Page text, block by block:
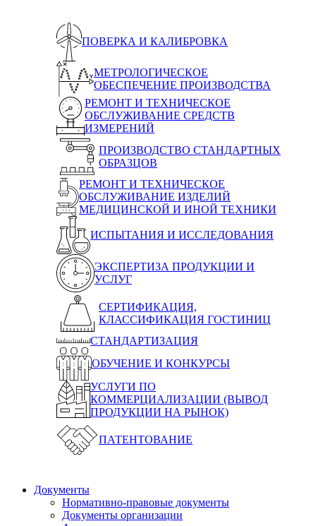
ПОВЕРКА И КАЛИБРОВКА
МЕТРОЛОГИЧЕСКОЕ
ОБЕСПЕЧЕНИЕ ПРОИЗВОДСТВА
РЕМОНТ И ТЕХНИЧЕСКОЕ
ОБСЛУЖИВАНИЕ СРЕДСТВ
ИЗМЕРЕНИЙ
ПРОИЗВОДСТВО СТАНДАРТНЫХ
ОБРАЗЦОВ
РЕМОНТ И ТЕХНИЧЕСКОЕ
ОБСЛУЖИВАНИЕ ИЗДЕЛИЙ
МЕДИЦИНСКОЙ И ИНОЙ ТЕХНИКИ
ИСПЫТАНИЯ И ИССЛЕДОВАНИЯ
ЭКСПЕРТИЗА ПРОДУКЦИИ И
УСЛУГ
СЕРТИФИКАЦИЯ,
КЛАССИФИКАЦИЯ ГОСТИНИЦ
СТАНДАРТИЗАЦИЯ
ОБУЧЕНИЕ И КОНКУРСЫ
УСЛУГИ ПО
КОММЕРЦИАЛИЗАЦИИ (ВЫВОД
ПРОДУКЦИИ НА РЫНОК)
ПАТЕНТОВАНИЕ
Документы
Нормативно-правовые документы
Документы организации